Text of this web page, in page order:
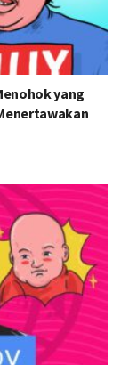
yang